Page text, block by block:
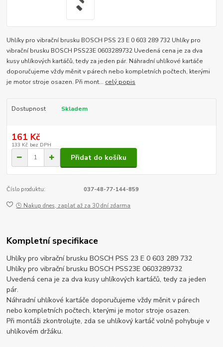
Uhlíky pro vibrační brusku BOSCH PSS 23 E 0 603 289 732 Uhlíky pro
vibrační brusku BOSCH PSS23E 0603289732 Uvedená cena je za dva
kusy uhlíkových kartáčů, tedy za jeden pár. Náhradní uhlíkové kartáče
doporučujeme vždy měnit v párech nebo kompletních počtech, kterými
je motor stroje osazen. Při mont... celý popis
Dostupnost Skladem
161 Kč
133 Kč bez DPH
Přidat do košíku
Číslo produktu: 037-48-77-144-859
🕒 Nakup dnes, zaplať až za 30 dní zdarma
Kompletní specifikace
Uhlíky pro vibrační brusku BOSCH PSS 23 E 0 603 289 732
Uhlíky pro vibrační brusku BOSCH PSS23E 0603289732
Uvedená cena je za dva kusy uhlíkových kartáčů, tedy za jeden
pár.
Náhradní uhlíkové kartáče doporučujeme vždy měnit v párech
nebo kompletních počtech, kterými je motor stroje osazen.
Při montáži zkontrolujte, zda se uhlíkový kartáč volně pohybuje v
uhlíkovém držáku.